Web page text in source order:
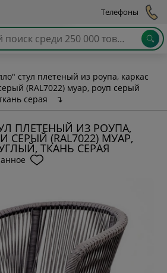
Телефоны
стул плетеный из роупа, каркас
(RAL7022) муар, роуп серый
серая
↴
ПЛЕТЕНЫЙ ИЗ РОУПА,
СЕРЫЙ (RAL7022) МУАР,
ТКАНЬ СЕРАЯ